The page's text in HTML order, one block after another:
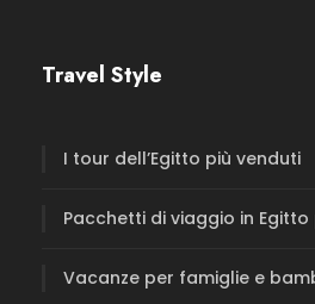
Travel Style
I tour dell’Egitto più venduti
Pacchetti di viaggio in
Vacanze per famiglie e